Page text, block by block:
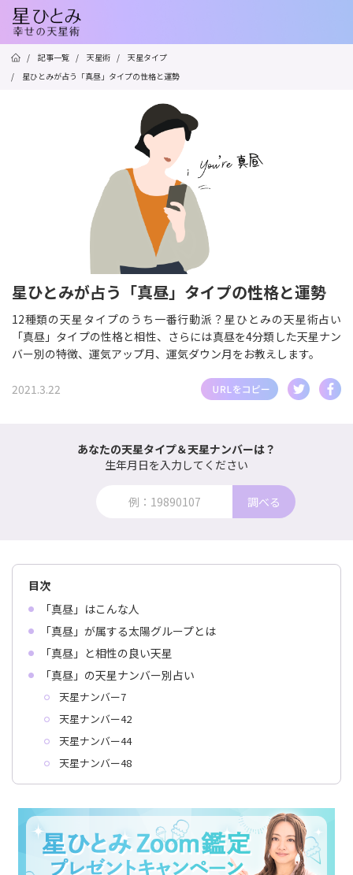
/ 記事一覧 / 天星術 /
天星タイプ
/
星ひとみが占う「真昼」タイプの性格と運勢
星ひとみが占う「真昼」タイプの性格と運勢
12種類の天星タイプのうち一番行動派？星ひとみの天星術占い
「真昼」タイプの性格と相性、さらには真昼を4分類した天星ナン
バー別の特徴、運気アップ月、運気ダウン月をお教えします。
2021.3.22
あなたの天星タイプ＆天星ナンバーは？
生年月日を入力してください
調べる
目次
「真昼」はこんな人
「真昼」が属する太陽グループとは
「真昼」と相性の良い天星
「真昼」の天星ナンバー別占い
天星ナンバー7
天星ナンバー42
天星ナンバー44
天星ナンバー48